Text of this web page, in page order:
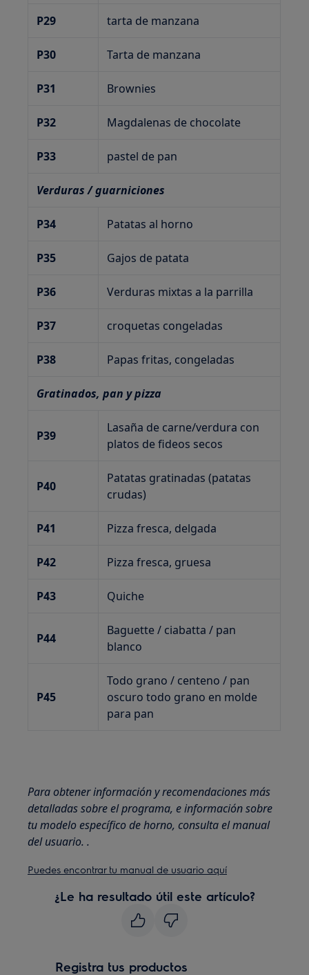
P29 tarta de manzana
P30 Tarta de manzana
P31 Brownies
P32 Magdalenas de chocolate
P33 pastel de pan
Verduras / guarniciones
P34 Patatas al horno
P35 Gajos de patata
P36 Verduras mixtas a la parrilla
P37 croquetas congeladas
P38 Papas fritas, congeladas
Gratinados, pan y pizza
P39
Lasaña de carne/verdura con
platos de fideos secos
P40
Patatas gratinadas (patatas
crudas)
P41 Pizza fresca, delgada
P42 Pizza fresca, gruesa
P43 Quiche
P44
Baguette / ciabatta / pan
blanco
P45
Todo grano / centeno / pan
oscuro todo grano en molde
para pan
Para obtener información y recomendaciones más
detalladas sobre el programa, e información sobre
tu modelo específico de horno, consulta el manual
del usuario. .
Puedes encontrar tu manual de usuario aquí
¿Le ha resultado útil este artículo?
Registra tus productos